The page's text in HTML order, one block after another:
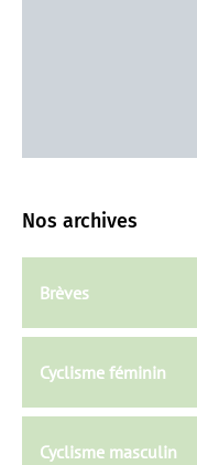
Nos archives
Brèves
Cyclisme féminin
Cyclisme masculin